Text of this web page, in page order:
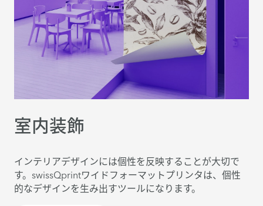
室内装飾
インテリアデザインには個性を反映することが大切で
す。swissQprintワイドフォーマットプリンタは、個性
的なデザインを生み出すツールになります。